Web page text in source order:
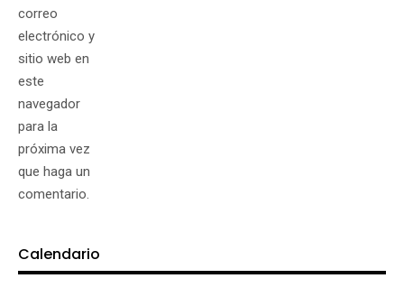
correo
electrónico y
sitio web en
este
navegador
para la
próxima vez
que haga un
comentario.
Calendario